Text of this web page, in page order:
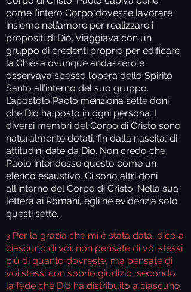
come l’intero Corpo dovesse lavorare
insieme nell’amore per realizzare i
propositi di Dio. Viaggiava con un
gruppo di credenti proprio per edificare
la Chiesa ovunque andassero e
osservava spesso l’opera dello Spirito
Santo all’interno del suo gruppo.
L’apostolo Paolo menziona sette doni
che Dio ha posto in ogni persona. I
diversi membri del Corpo di Cristo sono
naturalmente dotati, fin dalla nascita, di
attitudini date da Dio. Non credo che
Paolo intendesse questo come un
elenco esaustivo. Ci sono altri doni
all'interno del Corpo di Cristo. Nella sua
lettera ai Romani, egli ne evidenzia solo
questi sette.
3 Per la grazia che mi è stata data, dico a
ciascuno di voi: non pensate di voi stessi
più di quanto dovreste, ma pensate di
voi stessi con sobrio giudizio, secondo
la fede che Dio ha distribuito a ciascuno